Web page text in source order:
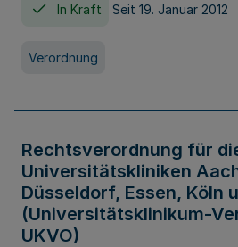
In Kraft Seit 19. Januar 2012
Verordnung
Rechtsverordnung für
Universitätskliniken
Düsseldorf, Essen, Köln
(Universitätsklinikum-
UKVO)